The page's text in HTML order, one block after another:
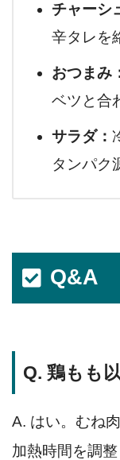
チャーシ
辛タレを
おつまみ
ベツと合
サラダ：
タンパク
Q&A
Q. 鶏もも
A. はい。むね
加熱時間を調整